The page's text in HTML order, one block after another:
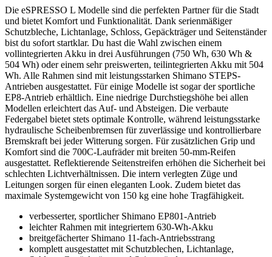
Die eSPRESSO L Modelle sind die perfekten Partner für die Stadt
und bietet Komfort und Funktionalität. Dank serienmäßiger
Schutzbleche, Lichtanlage, Schloss, Gepäckträger und Seitenständer
bist du sofort startklar. Du hast die Wahl zwischen einem
vollintegrierten Akku in drei Ausführungen (750 Wh, 630 Wh &
504 Wh) oder einem sehr preiswerten, teilintegrierten Akku mit 504
Wh. Alle Rahmen sind mit leistungsstarken Shimano STEPS-
Antrieben ausgestattet. Für einige Modelle ist sogar der sportliche
EP8-Antrieb erhältlich. Eine niedrige Durchstiegshöhe bei allen
Modellen erleichtert das Auf- und Absteigen. Die verbaute
Federgabel bietet stets optimale Kontrolle, während leistungsstarke
hydraulische Scheibenbremsen für zuverlässige und kontrollierbare
Bremskraft bei jeder Witterung sorgen. Für zusätzlichen Grip und
Komfort sind die 700C-Laufräder mit breiten 50-mm-Reifen
ausgestattet. Reflektierende Seitenstreifen erhöhen die Sicherheit bei
schlechten Lichtverhältnissen. Die intern verlegten Züge und
Leitungen sorgen für einen eleganten Look. Zudem bietet das
maximale Systemgewicht von 150 kg eine hohe Tragfähigkeit.
verbesserter, sportlicher Shimano EP801-Antrieb
leichter Rahmen mit integriertem 630-Wh-Akku
breitgefächerter Shimano 11-fach-Antriebsstrang
komplett ausgestattet mit Schutzblechen, Lichtanlage,